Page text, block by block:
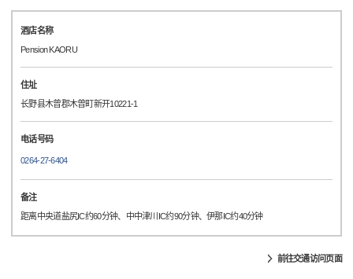
酒店名称
Pension KAORU
住址
长野县木曾郡木曾町新开10221-1
电话号码
0264-27-6404
备注
距离中央道盐尻IC约60分钟、中中津川IC约90分钟、伊那IC约40分钟
前往交通访问页面